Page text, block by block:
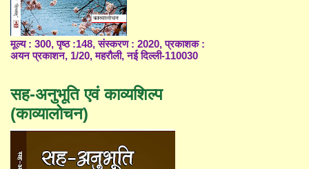
मूल्य : 300, पृष्ठ :148, संस्करण : 2020, प्रकाशक :
अयन प्रकाशन, 1/20, महरौली, नई दिल्ली-110030
सह-अनुभूति एवं काव्यशिल्प
(काव्यालोचन)